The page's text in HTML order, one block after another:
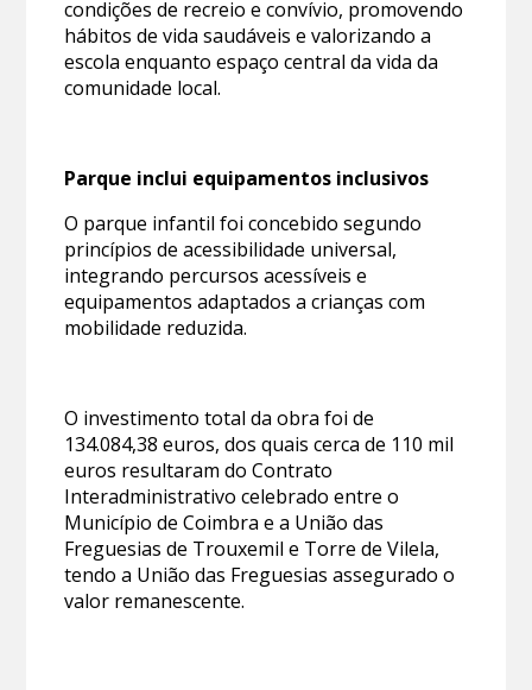
condições de recreio e convívio, promovendo
hábitos de vida saudáveis e valorizando a
escola enquanto espaço central da vida da
comunidade local.
Parque inclui equipamentos inclusivos
O parque infantil foi concebido segundo
princípios de acessibilidade universal,
integrando percursos acessíveis e
equipamentos adaptados a crianças com
mobilidade reduzida.
O investimento total da obra foi de
134.084,38 euros, dos quais cerca de 110 mil
euros resultaram do Contrato
Interadministrativo celebrado entre o
Município de Coimbra e a União das
Freguesias de Trouxemil e Torre de Vilela,
tendo a União das Freguesias assegurado o
valor remanescente.